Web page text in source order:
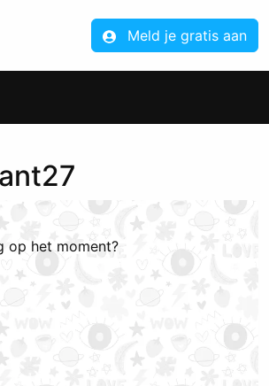
Meld je gratis aan
op het moment?